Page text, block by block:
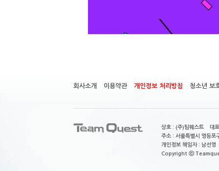
회사소개 이용약관 개인정보 처리방침 청소년 보
상호 : (주)팀퀘스트 대
주소 : 서울특별시 영등
개인정보 책임자 : 남
Copyright ⓒ